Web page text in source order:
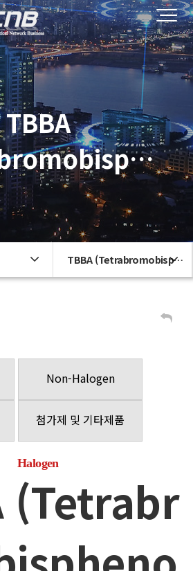
TBBA
TBBA (Tetrabromobisp…
Non-Halogen
첨가제 및 기타제품
Halogen
(Tetrabr